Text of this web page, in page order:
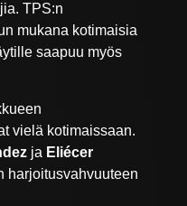
TPS:n
mukana kotimaisia
saapuu myös
vielä kotimaissaan.
ja Eliécer
harjoitusvahvuuteen